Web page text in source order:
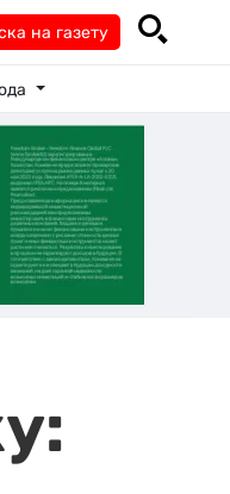
на газету